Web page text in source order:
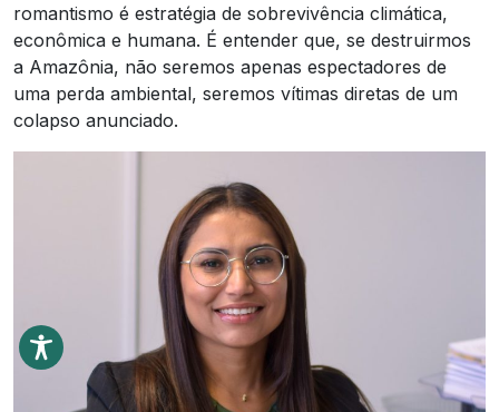
romantismo é estratégia de sobrevivência climática,
econômica e humana. É entender que, se destruirmos
a Amazônia, não seremos apenas espectadores de
uma perda ambiental, seremos vítimas diretas de um
colapso anunciado.